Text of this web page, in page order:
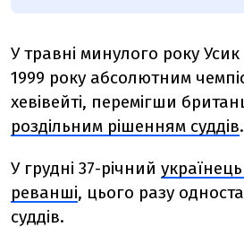
У травні минулого року
1999 року абсолютним
хевівейті, перемігши
роздільним рішенням суддів.
У грудні 37-річний
реванші, цього разу
суддів.